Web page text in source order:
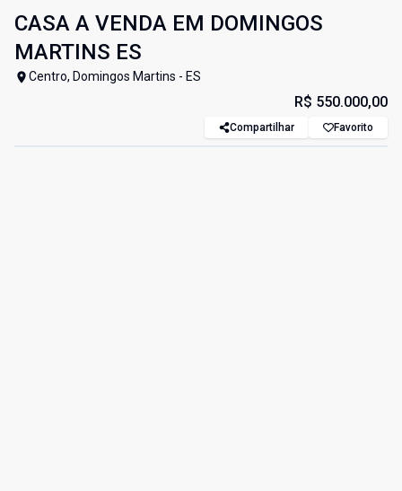
CASA A VENDA EM DOMINGOS
MARTINS ES
Centro, Domingos Martins - ES
R$ 550.000,00
Compartilhar Favorito